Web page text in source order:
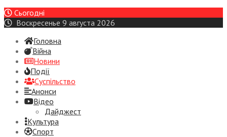
Сьогодні
Воскресенье 9 августа 2026
Головна
Війна
Новини
Події
Суспiльство
Анонси
Відео
Дайджест
Культура
Спорт